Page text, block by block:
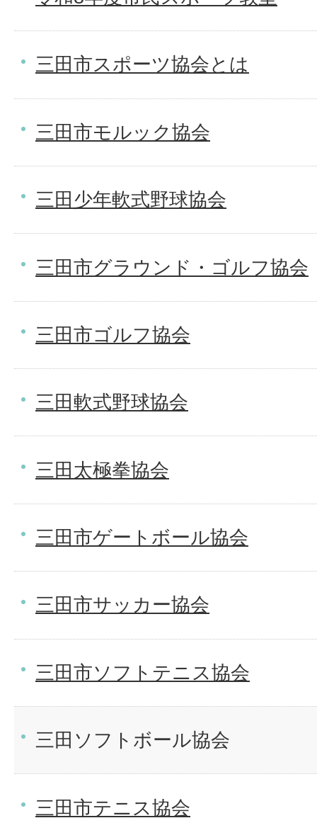
三田市スポーツ協会とは
三田市モルック協会
三田少年軟式野球協会
三田市グラウンド・ゴルフ協会
三田市ゴルフ協会
三田軟式野球協会
三田太極拳協会
三田市ゲートボール協会
三田市サッカー協会
三田市ソフトテニス協会
三田ソフトボール協会
三田市テニス協会